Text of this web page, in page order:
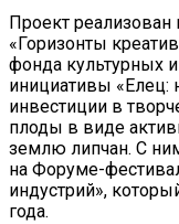
Проект
«Горизонты
фонда культурных
инициативы «Елец:
инвестиции в
плоды в виде
землю липчан. С
на Форуме-
индустрий»,
года.